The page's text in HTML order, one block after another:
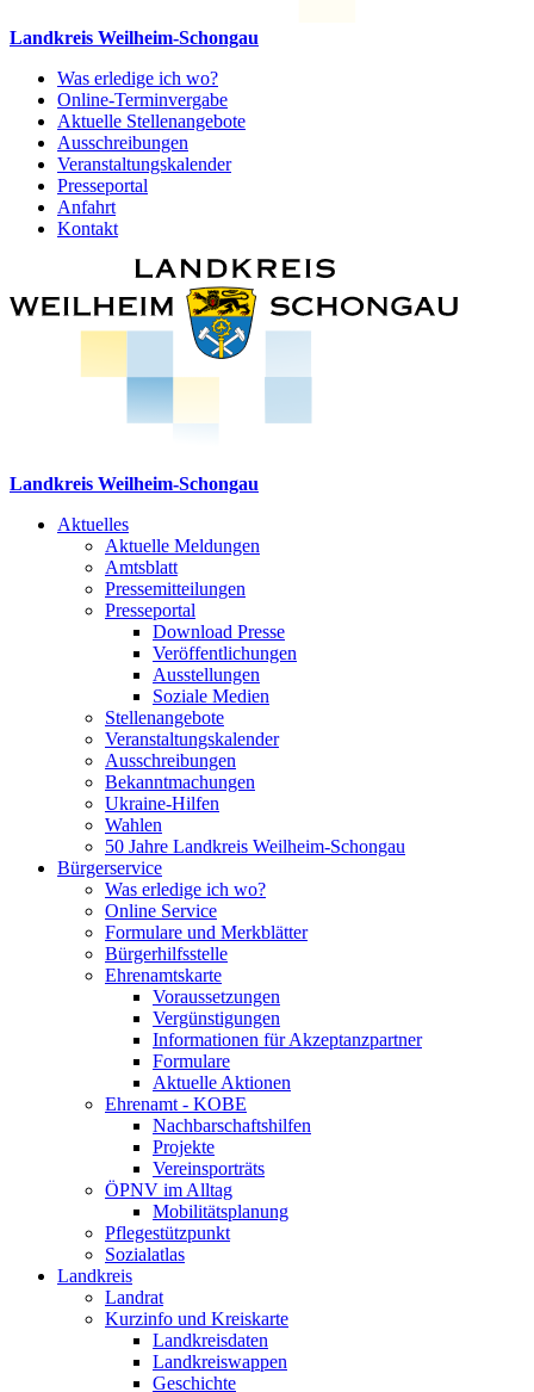
Landkreis Weilheim-Schongau
Was erledige ich wo?
Online-Terminvergabe
Aktuelle Stellenangebote
Ausschreibungen
Veranstaltungskalender
Presseportal
Anfahrt
Kontakt
Landkreis Weilheim-Schongau
Aktuelles
Aktuelle Meldungen
Amtsblatt
Pressemitteilungen
Presseportal
Download Presse
Veröffentlichungen
Ausstellungen
Soziale Medien
Stellenangebote
Veranstaltungskalender
Ausschreibungen
Bekanntmachungen
Ukraine-Hilfen
Wahlen
50 Jahre Landkreis Weilheim-Schongau
Bürgerservice
Was erledige ich wo?
Online Service
Formulare und Merkblätter
Bürgerhilfsstelle
Ehrenamtskarte
Voraussetzungen
Vergünstigungen
Informationen für Akzeptanzpartner
Formulare
Aktuelle Aktionen
Ehrenamt - KOBE
Nachbarschaftshilfen
Projekte
Vereinsporträts
ÖPNV im Alltag
Mobilitätsplanung
Pflegestützpunkt
Sozialatlas
Landkreis
Landrat
Kurzinfo und Kreiskarte
Landkreisdaten
Landkreiswappen
Geschichte